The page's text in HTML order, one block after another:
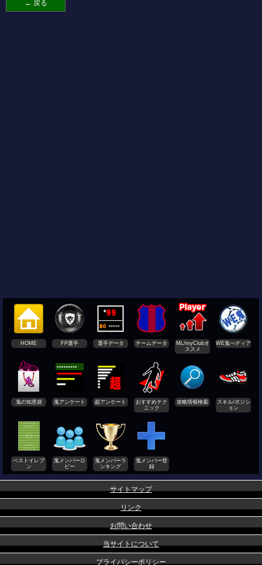
← 戻る
HOME FP選手 選手データ チームデータ
ML/myClubオ
ススメ
WE鬼ぺディア
鬼の知恵袋 鬼アンケート 超アンケート
おすすめテク
ニック
攻略情報検索
スキル/ポジシ
ョン
ベストイレブ
ン
鬼メンバーロ
ビー
鬼メンバーラ
ンキング
鬼メンバー登
録
サイトマップ
リンク
お問い合わせ
当サイトについて
プライバシーポリシー